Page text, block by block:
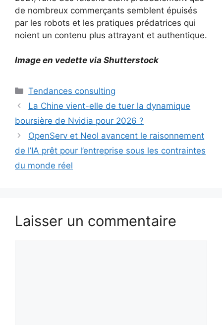
de nombreux commerçants semblent épuisés
par les robots et les pratiques prédatrices qui
noient un contenu plus attrayant et authentique.
Image en vedette via Shutterstock
Catégories
Tendances consulting
La Chine vient-elle de tuer la dynamique
boursière de Nvidia pour 2026 ?
OpenServ et Neol avancent le raisonnement
de l’IA prêt pour l’entreprise sous les contraintes
du monde réel
Laisser un commentaire